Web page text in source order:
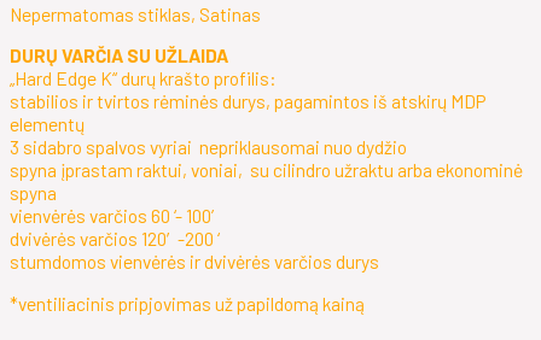
Nepermatomas stiklas, Satinas
DURŲ VARČIA SU UŽLAIDA
„Hard Edge K“ durų krašto profilis:
stabilios ir tvirtos rėminės durys, pagamintos iš atskirų MDP
elementų
3 sidabro spalvos vyriai nepriklausomai nuo dydžio
spyna įprastam raktui, voniai, su cilindro užraktu arba ekonominė
spyna
vienvėrės varčios 60 ‘- 100’
dvivėrės varčios 120′-200 ‘
stumdomos vienvėrės ir dvivėrės varčios durys
*ventiliacinis pripjovimas už papildomą kainą